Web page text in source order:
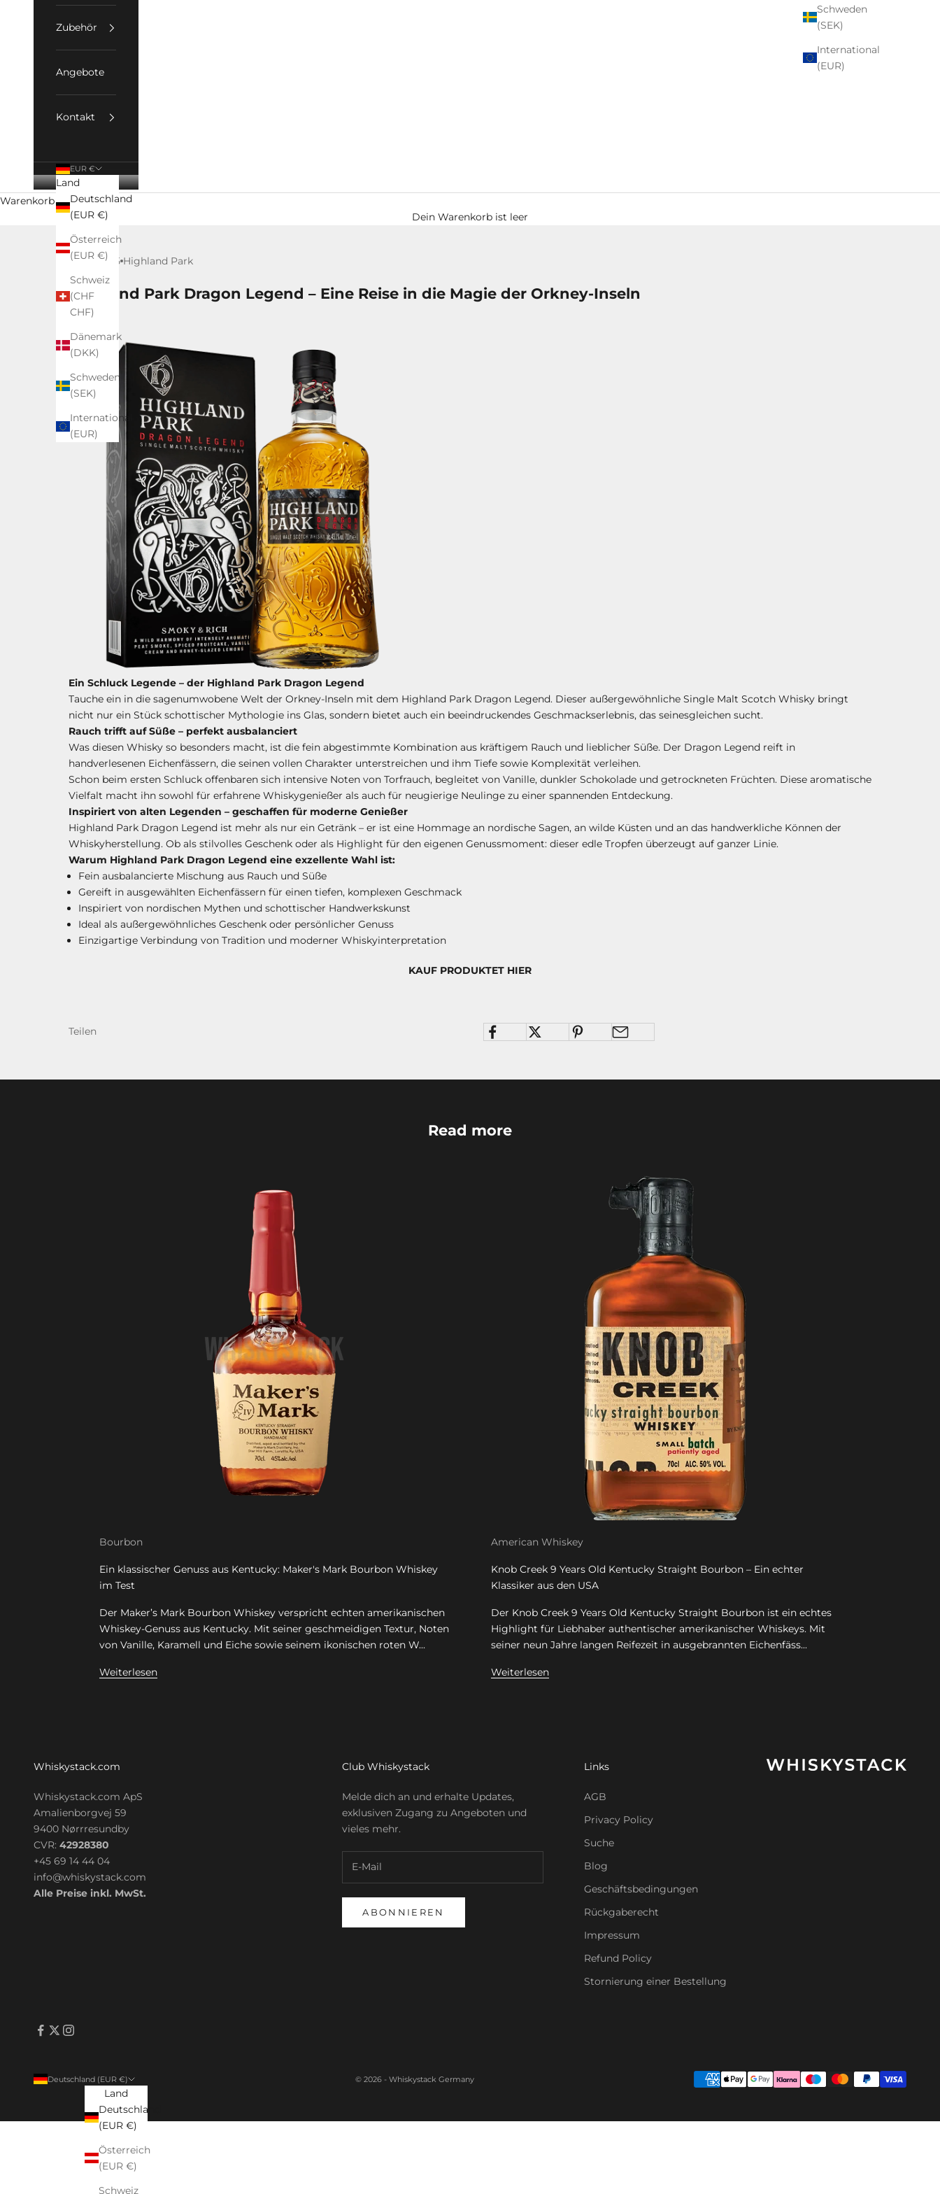
Schweden
(SEK)
International
(EUR)
Zubehör
Angebote
Kontakt
EUR €
Land
Deutschland
(EUR €)
Österreich
(EUR €)
Schweiz
(CHF
CHF)
Dänemark
(DKK)
Schweden
(SEK)
International
(EUR)
Warenkorb
Dein Warenkorb ist leer
1. Jun 2025 Highland Park
Highland Park Dragon Legend – Eine Reise in die Magie der Orkney-Inseln
Ein Schluck Legende – der Highland Park Dragon Legend
Tauche ein in die sagenumwobene Welt der Orkney-Inseln mit dem Highland Park Dragon Legend. Dieser außergewöhnliche Single Malt Scotch Whisky bringt
nicht nur ein Stück schottischer Mythologie ins Glas, sondern bietet auch ein beeindruckendes Geschmackserlebnis, das seinesgleichen sucht.
Rauch trifft auf Süße – perfekt ausbalanciert
Was diesen Whisky so besonders macht, ist die fein abgestimmte Kombination aus kräftigem Rauch und lieblicher Süße. Der Dragon Legend reift in
handverlesenen Eichenfässern, die seinen vollen Charakter unterstreichen und ihm Tiefe sowie Komplexität verleihen.
Schon beim ersten Schluck offenbaren sich intensive Noten von Torfrauch, begleitet von Vanille, dunkler Schokolade und getrockneten Früchten. Diese aromatische
Vielfalt macht ihn sowohl für erfahrene Whiskygenießer als auch für neugierige Neulinge zu einer spannenden Entdeckung.
Inspiriert von alten Legenden – geschaffen für moderne Genießer
Highland Park Dragon Legend ist mehr als nur ein Getränk – er ist eine Hommage an nordische Sagen, an wilde Küsten und an das handwerkliche Können der
Whiskyherstellung. Ob als stilvolles Geschenk oder als Highlight für den eigenen Genussmoment: dieser edle Tropfen überzeugt auf ganzer Linie.
Warum Highland Park Dragon Legend eine exzellente Wahl ist:
Fein ausbalancierte Mischung aus Rauch und Süße
Gereift in ausgewählten Eichenfässern für einen tiefen, komplexen Geschmack
Inspiriert von nordischen Mythen und schottischer Handwerkskunst
Ideal als außergewöhnliches Geschenk oder persönlicher Genuss
Einzigartige Verbindung von Tradition und moderner Whiskyinterpretation
KAUF PRODUKTET HIER
Teilen
Read more
Bourbon
Ein klassischer Genuss aus Kentucky: Maker's Mark Bourbon Whiskey
im Test
Der Maker’s Mark Bourbon Whiskey verspricht echten amerikanischen
Whiskey-Genuss aus Kentucky. Mit seiner geschmeidigen Textur, Noten
von Vanille, Karamell und Eiche sowie seinem ikonischen roten W...
Weiterlesen
American Whiskey
Knob Creek 9 Years Old Kentucky Straight Bourbon – Ein echter
Klassiker aus den USA
Der Knob Creek 9 Years Old Kentucky Straight Bourbon ist ein echtes
Highlight für Liebhaber authentischer amerikanischer Whiskeys. Mit
seiner neun Jahre langen Reifezeit in ausgebrannten Eichenfäss...
Weiterlesen
Whiskystack.com
Whiskystack.com ApS
Amalienborgvej 59
9400 Nørrresundby
CVR: 42928380
+45 69 14 44 04
info@whiskystack.com
Alle Preise inkl. MwSt.
Club Whiskystack
Melde dich an und erhalte Updates,
exklusiven Zugang zu Angeboten und
vieles mehr.
ABONNIEREN
Links
AGB
Privacy Policy
Suche
Blog
Geschäftsbedingungen
Rückgaberecht
Impressum
Refund Policy
Stornierung einer Bestellung
Deutschland (EUR €)
Land
Deutschland
(EUR €)
Österreich
(EUR €)
Schweiz
© 2026 - Whiskystack Germany